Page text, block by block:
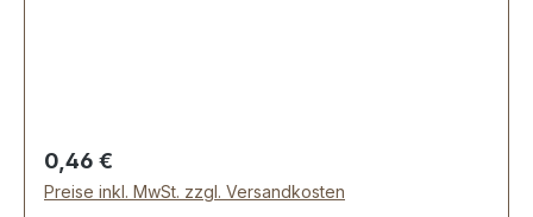
Regulärer Preis:
0,46 €
Preise inkl. MwSt. zzgl. Versandkosten